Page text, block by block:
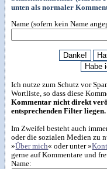
unten als normaler
Name (sofern kein Name
Ich nutze zum Schutz vor
Wortliste, so dass diese
Kommentar nicht direkt
entsprechenden Filter liegen.
Im Zweifel besteht auch
oder die sozialen Medien zu
»Über mich« oder unter »
gerne auf Kommentare und
Name: